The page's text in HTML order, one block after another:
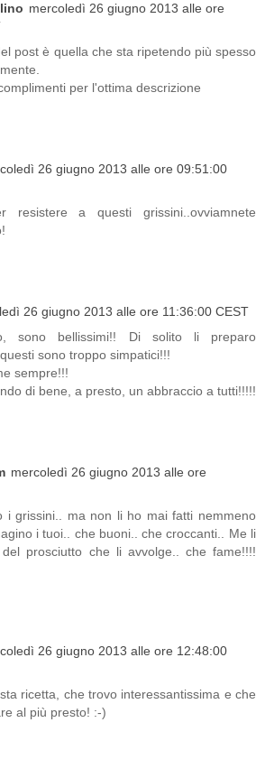
mercoledì 26 giugno 2013 alle ore
post è quella che sta ripetendo più spesso
per l'ottima descrizione
26 giugno 2013 alle ore 09:51:00
resistere a questi grissini..ovviamnete
26 giugno 2013 alle ore 11:36:00 CEST
sono bellissimi!! Di solito li preparo
sono troppo simpatici!!!
sempre!!!
di bene, a presto, un abbraccio a tutti!!!!!
mercoledì 26 giugno 2013 alle ore
i grissini.. ma non li ho mai fatti nemmeno
i tuoi.. che buoni.. che croccanti.. Me li
prosciutto che li avvolge.. che fame!!!!
26 giugno 2013 alle ore 12:48:00
ricetta, che trovo interessantissima e che
al più presto! :-)